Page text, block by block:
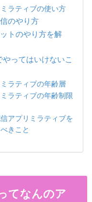
ラティブの使い方
のやり方
トのやり方を解
ってはいけないこ
ラティブの年齢層
ラティブの年齢制限
アプリミラティブを
きこと
てなんのア